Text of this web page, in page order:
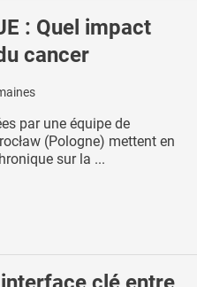
: Quel impact
cancer
par une équipe de
(Pologne) mettent en
sur la ...